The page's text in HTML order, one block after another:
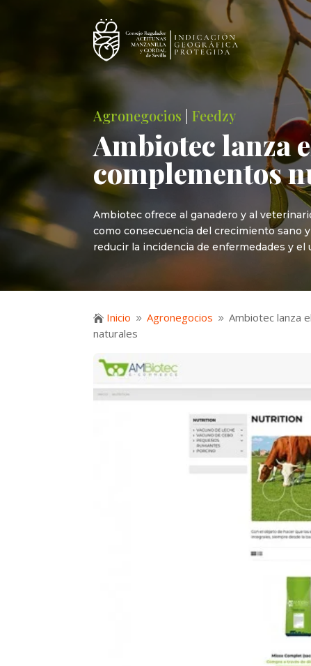
Agronegocios |Feedzy
Ambiotec lanza
complementos
Ambiotec ofrece al ganadero y al
como consecuencia del crecimiento sano
reducir la incidencia de enfermedades y
 Inicio 9 Agronegocios 9 Ambiotec lanza
naturales